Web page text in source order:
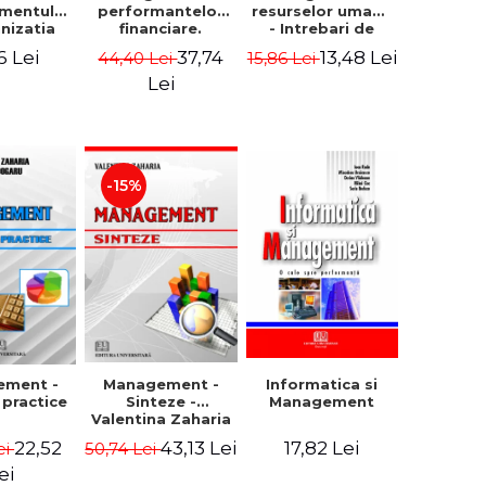
Lei
performantelor
financiare.
Modele.
Instrumente
44,40 Lei37,74
Lei
resurselor umane
- Intrebari de
grila
15,86 Lei13,48 Lei
-
22,52
-15%
Management -
Sinteze -
Valentina Zaharia
50,74 Lei43,13 Lei
Informatica si
Management
17,82 Lei